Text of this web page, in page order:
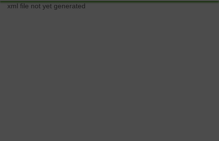
xml file not yet generated